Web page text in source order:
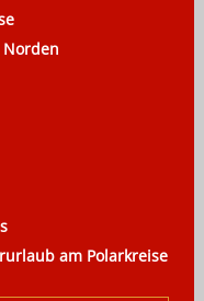
am Polarkreise